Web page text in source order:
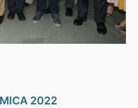
2022